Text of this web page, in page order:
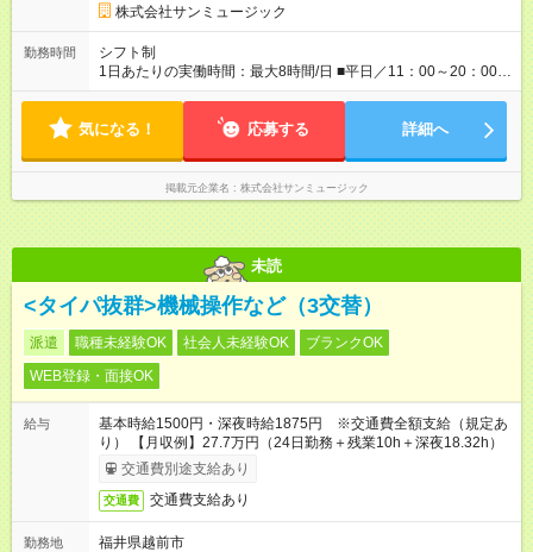
株式会社サンミュージック
勤務時間
シフト制
1日あたりの実働時間：最大8時間/日 ■平日／11：00～20：00 ■
土日祝／10：00～19：00
気になる！ 応募する 詳細へ
掲載元企業名 株式会社サンミュージック
未読
<タイパ抜群>機械操作など（3交替）
派遣 職種未経験OK 社会人未経験OK
ブランクOK
WEB登録・面接OK
給与
基本時給1500円・深夜時給1875円 ※交通費全額支給（規定あ
り） 【月収例】27.7万円（24日勤務＋残業10h＋深夜18.32h）
交通費別途支給あり
交通費 交通費支給あり
勤務地
福井県越前市